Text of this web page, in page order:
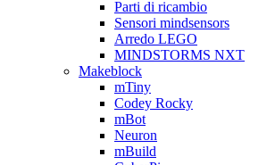
Parti di ricambio
Sensori mindsensors
Arredo LEGO
MINDSTORMS NXT
Makeblock
mTiny
Codey Rocky
mBot
Neuron
mBuild